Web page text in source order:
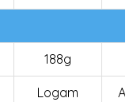
188g
Logam